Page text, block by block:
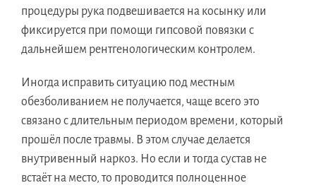
процедуры рука подвешивается на косынку или
фиксируется при помощи гипсовой повязки с
дальнейшем рентгенологическим контролем.
Иногда исправить ситуацию под местным
обезболиванием не получается, чаще всего это
связано с длительным периодом времени, который
прошёл после травмы. В этом случае делается
внутривенный наркоз. Но если и тогда сустав не
встаёт на место, то проводится полноценное